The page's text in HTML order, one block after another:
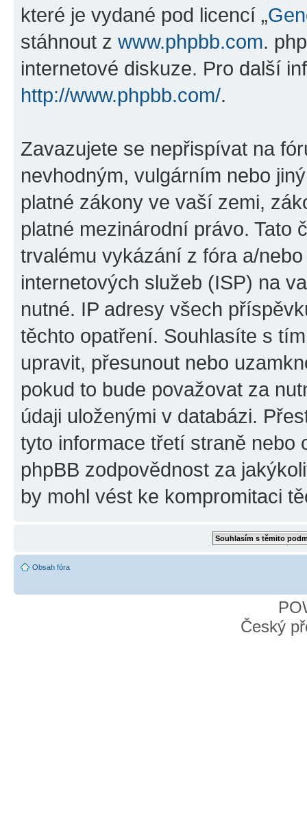
které je vydané pod licencí „
stáhnout z www.phpbb.com.
internetové diskuze. Pro další
http://www.phpbb.com/.
Zavazujete se nepřispívat na
nevhodným, vulgárním nebo
platné zákony ve vaší zemi,
platné mezinárodní právo. Tato
trvalému vykázání z fóra a/
internetových služeb (ISP) na
nutné. IP adresy všech
těchto opatření. Souhlasíte s
upravit, přesunout nebo
pokud to bude považovat za
údaji uloženými v databázi.
tyto informace třetí straně nebo
phpBB zodpovědnost za
by mohl vést ke kompromitaci
Obsah fóra
Český